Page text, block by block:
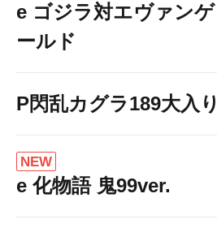
e ゴジラ対エヴァン
ールド
P閃乱カグラ189大入
NEW
e 化物語 鬼99ver.